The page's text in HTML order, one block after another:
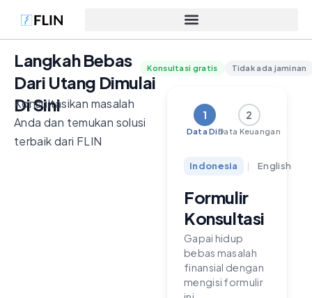
Langkah Bebas
Dari Utang Dimulai
Di Sini
Konsultasikan masalah
Anda dan temukan solusi
terbaik dari FLIN
Konsultasi gratis Tidak ada jaminan
1
Data Diri
2
Data Keuangan
Formulir
Konsultasi
Gapai hidup
bebas masalah
finansial dengan
mengisi formulir
Indonesia | English